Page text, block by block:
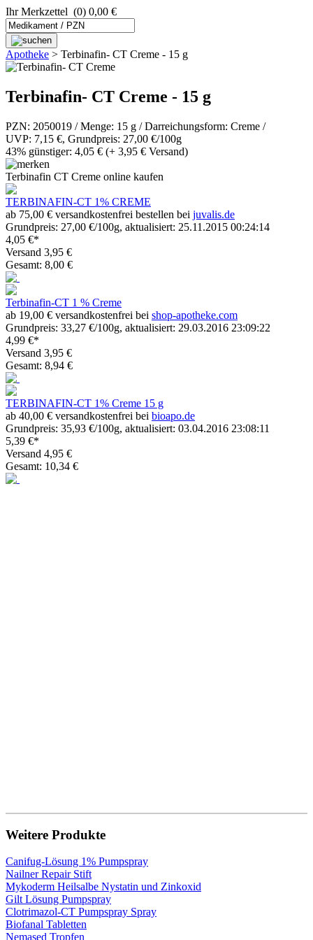
Ihr Merkzettel (0) 0,00 €
Apotheke > Terbinafin- CT Creme - 15 g
Terbinafin- CT Creme - 15 g
PZN: 2050019 / Menge: 15 g / Darreichungsform: Creme /
UVP: 7,15 €, Grundpreis: 27,00 €/100g
43% günstiger: 4,05 € (+ 3,95 € Versand)
Terbinafin CT Creme online kaufen
TERBINAFIN-CT 1% CREME
ab 75,00 € versandkostenfrei bestellen bei juvalis.de
Grundpreis: 27,00 €/100g, aktualisiert: 25.11.2015 00:24:14
4,05 €*
Versand 3,95 €
Gesamt: 8,00 €
Terbinafin-CT 1 % Creme
ab 19,00 € versandkostenfrei bei shop-apotheke.com
Grundpreis: 33,27 €/100g, aktualisiert: 29.03.2016 23:09:22
4,99 €*
Versand 3,95 €
Gesamt: 8,94 €
TERBINAFIN-CT 1% Creme 15 g
ab 40,00 € versandkostenfrei bei bioapo.de
Grundpreis: 35,93 €/100g, aktualisiert: 03.04.2016 23:08:11
5,39 €*
Versand 4,95 €
Gesamt: 10,34 €
Weitere Produkte
Canifug-Lösung 1% Pumpspray
Nailner Repair Stift
Mykoderm Heilsalbe Nystatin und Zinkoxid
Gilt Lösung Pumpspray
Clotrimazol-CT Pumpspray Spray
Biofanal Tabletten
Nemased Tropfen